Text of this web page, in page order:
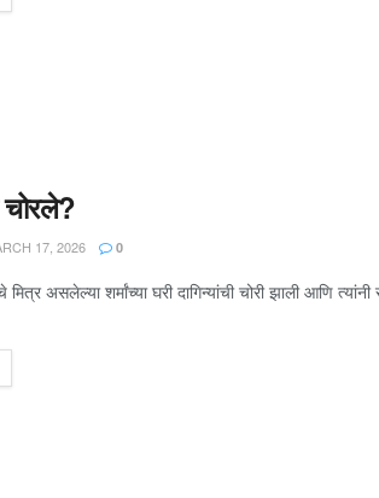
चोरले?
17, 2026 0
मित्र असलेल्या शर्मांच्या घरी दागिन्यांची चोरी झाली आणि